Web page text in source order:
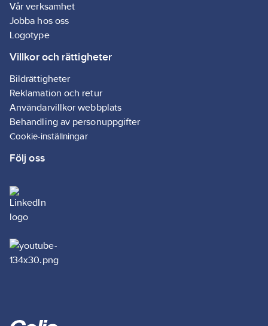
Vår verksamhet
Jobba hos oss
Logotype
Villkor och rättigheter
Bildrättigheter
Reklamation och retur
Användarvillkor webbplats
Behandling av personuppgifter
Cookie-inställningar
Följ oss